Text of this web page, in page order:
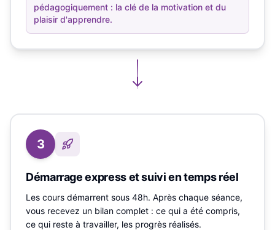
pédagogiquement : la clé de la motivation et du
plaisir d'apprendre.
3
Démarrage express et suivi en temps réel
Les cours démarrent sous 48h. Après chaque séance,
vous recevez un bilan complet : ce qui a été compris,
ce qui reste à travailler, les progrès réalisés.